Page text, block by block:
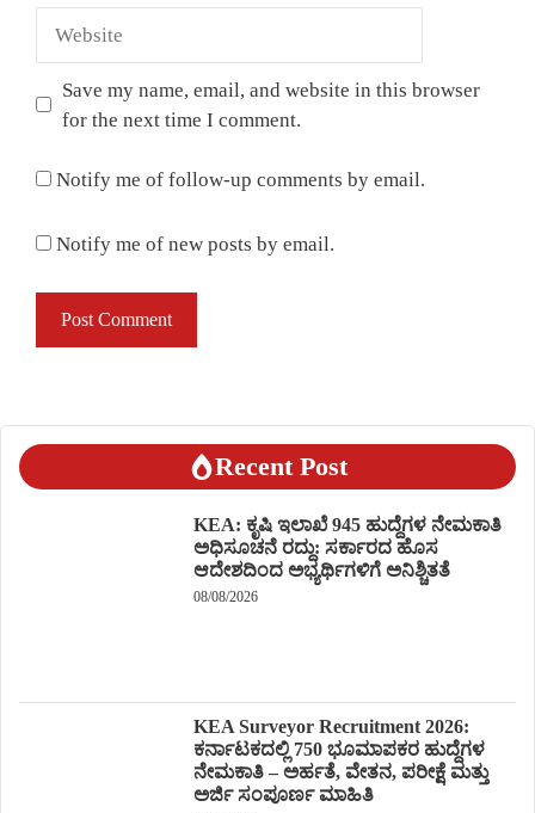
Save my name, email, and website in this browser
for the next time I comment.
Notify me of follow-up comments by email.
Notify me of new posts by email.
Recent Post
KEA: ಕೃಷಿ ಇಲಾಖೆ 945 ಹುದ್ದೆಗಳ ನೇಮಕಾತಿ
ಅಧಿಸೂಚನೆ ರದ್ದು: ಸರ್ಕಾರದ ಹೊಸ
ಆದೇಶದಿಂದ ಅಭ್ಯರ್ಥಿಗಳಿಗೆ ಅನಿಶ್ಚಿತತೆ
08/08/2026
KEA Surveyor Recruitment 2026:
ಕರ್ನಾಟಕದಲ್ಲಿ 750 ಭೂಮಾಪಕರ ಹುದ್ದೆಗಳ
ನೇಮಕಾತಿ – ಅರ್ಹತೆ, ವೇತನ, ಪರೀಕ್ಷೆ ಮತ್ತು
ಅರ್ಜಿ ಸಂಪೂರ್ಣ ಮಾಹಿತಿ